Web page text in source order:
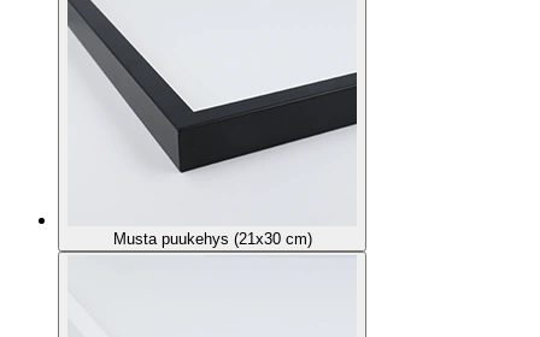
Musta puukehys (21x30 cm)